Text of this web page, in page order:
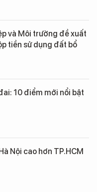
và Môi trường đề xuất
tiền sử dụng đất bổ
10 điểm mới nổi bật
Nội cao hơn TP.HCM